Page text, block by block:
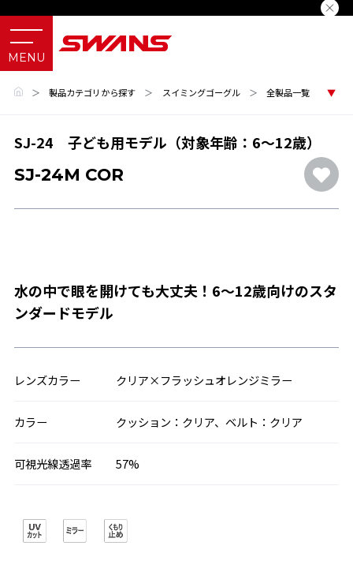
＞ 製品カテゴリから探す ＞ スイミングゴーグル ＞ 全製品一覧
SJ-24 子ども用モデル（対象年齢：6～12歳）
SJ-24M COR
水の中で眼を開けても大丈夫！6～12歳向けのスタ
ンダードモデル
レンズカラー クリア×フラッシュオレンジミラー
カラー クッション：クリア、ベルト：クリア
可視光線透過率 57%